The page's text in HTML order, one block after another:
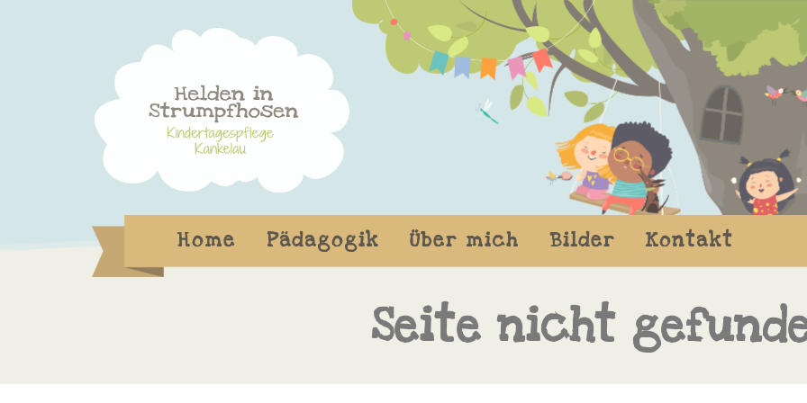
Home Pädagogik Über mich Bilder Kontakt
Seite nicht